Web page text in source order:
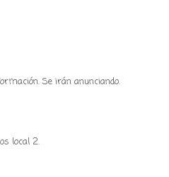
Se irán anunciando.
local 2.